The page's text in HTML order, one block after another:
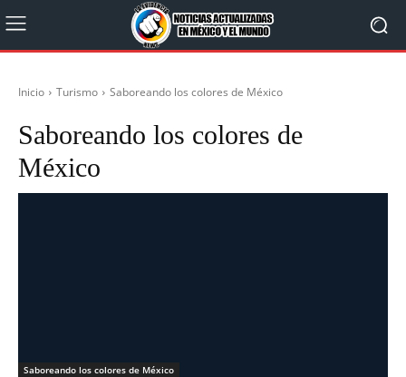
Inicio Turismo Saboreando los colores de México
Saboreando los colores de
México
Saboreando los colores de México